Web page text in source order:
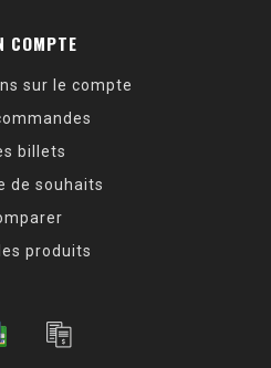
COMPTE
sur le compte
billets
de souhaits
produits